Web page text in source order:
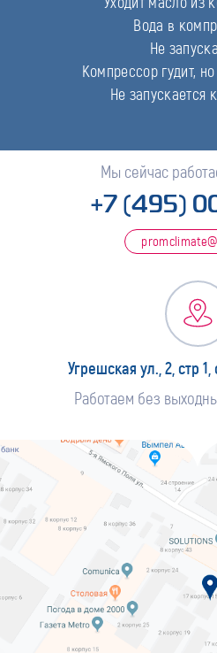
Вода в
Не
Компрессор гудит,
Не запускается
Мы сейчас
+7 (495)
Угрешская ул., 2, стр
Работаем без